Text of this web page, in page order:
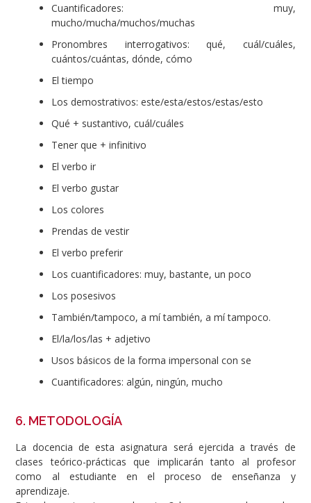
Cuantificadores: muy,
mucho/mucha/muchos/muchas
Pronombres interrogativos: qué, cuál/cuáles,
cuántos/cuántas, dónde, cómo
El tiempo
Los demostrativos: este/esta/estos/estas/esto
Qué + sustantivo, cuál/cuáles
Tener que + infinitivo
El verbo ir
El verbo gustar
Los colores
Prendas de vestir
El verbo preferir
Los cuantificadores: muy, bastante, un poco
Los posesivos
También/tampoco, a mí también, a mí tampoco.
El/la/los/las + adjetivo
Usos básicos de la forma impersonal con se
Cuantificadores: algún, ningún, mucho
6. METODOLOGÍA
La docencia de esta asignatura será ejercida a través de
clases teórico-prácticas que implicarán tanto al profesor
como al estudiante en el proceso de enseñanza y
aprendizaje.